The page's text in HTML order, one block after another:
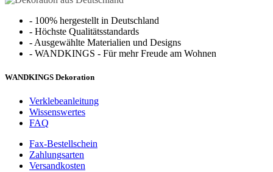
- 100% hergestellt in Deutschland
- Höchste Qualitätsstandards
- Ausgewählte Materialien und Designs
- WANDKINGS - Für mehr Freude am Wohnen
WANDKINGS Dekoration
Verklebeanleitung
Wissenswertes
FAQ
Fax-Bestellschein
Zahlungsarten
Versandkosten